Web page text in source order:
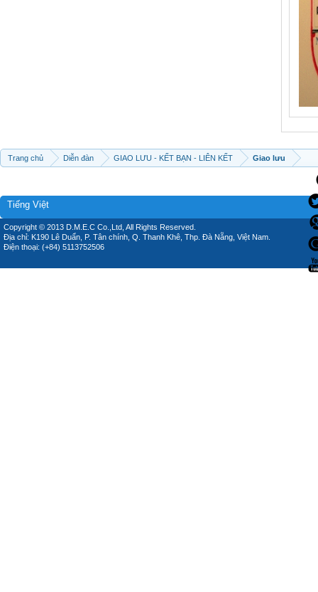
Trang chủ Diễn đàn GIAO LƯU - KẾT BẠN - LIÊN KẾT Giao lưu
Tiếng Việt
Copyright © 2013 D.M.E.C Co.,Ltd, All Rights Reserved.
Địa chỉ: K190 Lê Duẩn, P. Tân chính, Q. Thanh Khê, Thp. Đà Nẵng, Việt Nam.
Điện thoại: (+84) 5113752506